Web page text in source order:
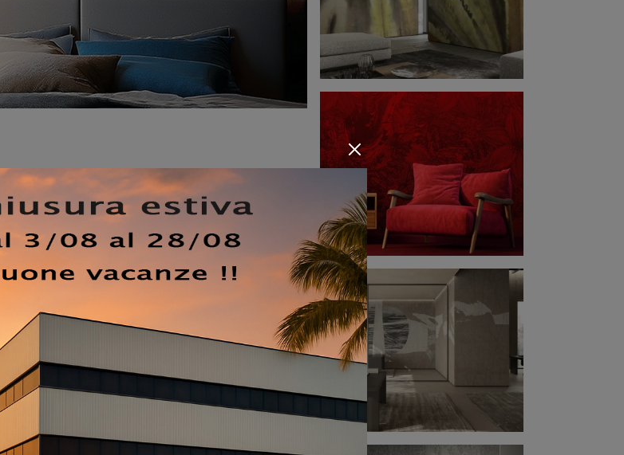
di grande valore decorativo: la scelta sarà
Conveniente e semplice da applicare,
ad un'ampia gamma di opzioni estetiche di
parati vinilica ben si inseriscono in ogni tipo
estetico e praticità. La Carta da parati
mobili di ogni richiamo stilistico, anche se è